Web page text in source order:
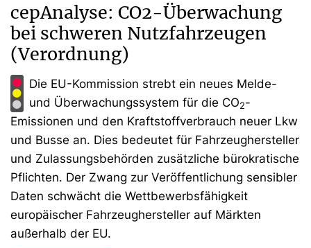
cepAnalyse: CO2-Überwachung
bei schweren Nutzfahrzeugen
(Verordnung)
Die EU-Kommission strebt ein neues Melde-
und Überwachungssystem für die CO2-
Emissionen und den Kraftstoffverbrauch neuer Lkw
und Busse an. Dies bedeutet für Fahrzeughersteller
und Zulassungsbehörden zusätzliche bürokratische
Pflichten. Der Zwang zur Veröffentlichung sensibler
Daten schwächt die Wettbewerbsfähigkeit
europäischer Fahrzeughersteller auf Märkten
außerhalb der EU.